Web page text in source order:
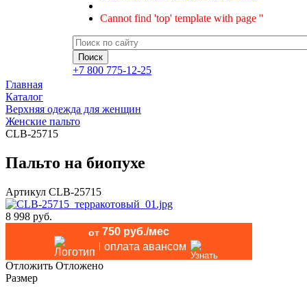
Cannot find 'top' template with page ''
+7 800 775-12-25
Главная
Каталог
Верхняя одежда для женщин
Женские пальто
CLB-25715
Пальто на биопухе
Артикул CLB-25715
8 998 руб.
от 750 руб./мес
оплата авансом
Отложить Отложено
Размер